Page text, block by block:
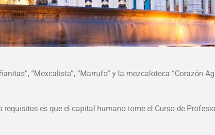
“Mexcalista”, “Marrufo” y la mezcaloteca “Corazón
es que el capital humano tome el Curso de